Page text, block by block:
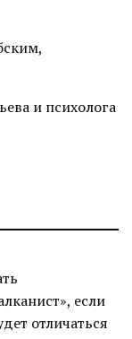
и психолога
если
отличаться